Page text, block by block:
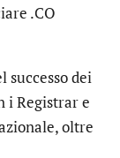
.CO
successo dei
i Registrar e
oltre